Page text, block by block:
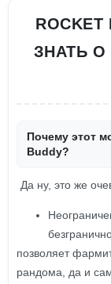
ЗНАТЬ
Почему этот
Buddy?
Да ну, это же
позволяет
рандома, да и